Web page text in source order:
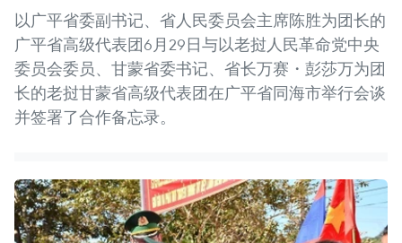
以广平省委副书记、省人民委员会主席陈胜为团长的
广平省高级代表团6月29日与以老挝人民革命党中央
委员会委员、甘蒙省委书记、省长万赛・彭莎万为团
长的老挝甘蒙省高级代表团在广平省同海市举行会谈
并签署了合作备忘录。